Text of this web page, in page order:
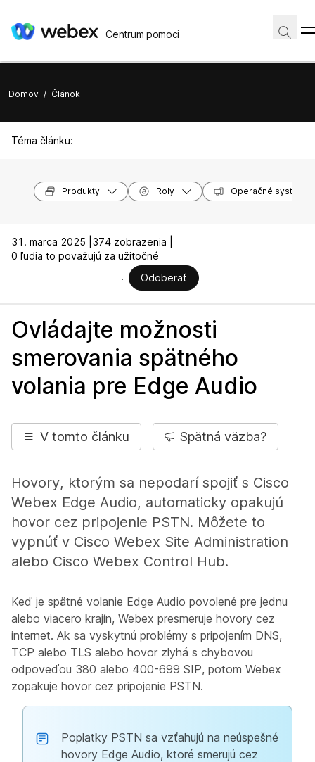
Centrum pomoci
Domov / Článok
Téma článku:
Produkty Roly Operačné systémy
31. marca 2025 | 374 zobrazenia |
0 ľudia to považujú za užitočné
Odoberať
Ovládajte možnosti
smerovania spätného
volania pre Edge Audio
V tomto článku Spätná väzba?
Hovory, ktorým sa nepodarí spojiť s Cisco
Webex Edge Audio, automaticky opakujú
hovor cez pripojenie PSTN. Môžete to
vypnúť v Cisco Webex Site Administration
alebo Cisco Webex Control Hub.
Keď je spätné volanie Edge Audio povolené pre jednu
alebo viacero krajín, Webex presmeruje hovory cez
internet. Ak sa vyskytnú problémy s pripojením DNS,
TCP alebo TLS alebo hovor zlyhá s chybovou
odpoveďou 380 alebo 400-699 SIP, potom Webex
zopakuje hovor cez pripojenie PSTN.
Poplatky PSTN sa vzťahujú na neúspešné
hovory Edge Audio, ktoré smerujú cez